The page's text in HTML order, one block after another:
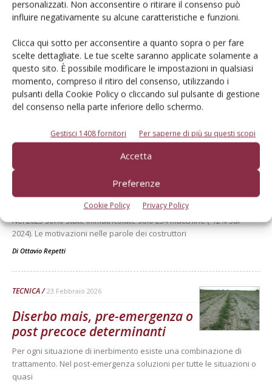
personalizzati. Non acconsentire o ritirare il consenso può
influire negativamente su alcune caratteristiche e funzioni.
Clicca qui sotto per acconsentire a quanto sopra o per fare
scelte dettagliate. Le tue scelte saranno applicate solamente a
questo sito. È possibile modificare le impostazioni in qualsiasi
momento, compreso il ritiro del consenso, utilizzando i
pulsanti della Cookie Policy o cliccando sul pulsante di gestione
del consenso nella parte inferiore dello schermo.
Gestisci 1408 fornitori Per saperne di più su questi scopi
Accetta
Preferenze
Cookie Policy Privacy Policy
Dalla stessa categoria
23 Febbraio 2026
Mietitrebbie, vendite al
minimo storico
Nel 2025 sono state immatricolate solo 234 macchine (-12% sul
2024). Le motivazioni nelle parole dei costruttori
Di Ottavio Repetti
TECNICA 23 Febbraio 2026
Diserbo mais, pre-emergenza o
post precoce determinanti
Per ogni situazione di inerbimento esiste una combinazione di
trattamento. Nel post-emergenza soluzioni per tutte le situazioni o
quasi